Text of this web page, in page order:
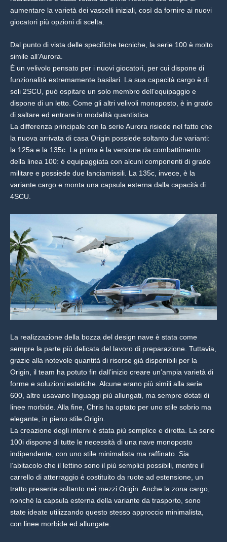
aumentare la varietà dei vascelli iniziali, così da fornire ai nuovi
giocatori più opzioni di scelta.
Dal punto di vista delle specifiche tecniche, la serie 100 è molto
simile all’Aurora.
È un velivolo pensato per i nuovi giocatori, per cui dispone di
funzionalità estremamente basilari. La sua capacità cargo è di
soli 2SCU, può ospitare un solo membro dell’equipaggio e
dispone di un letto. Come gli altri velivoli monoposto, è in grado
di saltare ed entrare in modalità quantistica.
La differenza principale con la serie Aurora risiede nel fatto che
la nuova arrivata di casa Origin possiede soltanto due varianti:
la 125a e la 135c. La prima è la versione da combattimento
della linea 100: è equipaggiata con alcuni componenti di grado
militare e possiede due lanciamissili. La 135c, invece, è la
variante cargo e monta una capsula esterna dalla capacità di
4SCU.
La realizzazione della bozza del design nave è stata come
sempre la parte più delicata del lavoro di preparazione. Tuttavia,
grazie alla notevole quantità di risorse già disponibili per la
Origin, il team ha potuto fin dall’inizio creare un’ampia varietà di
forme e soluzioni estetiche. Alcune erano più simili alla serie
600, altre usavano linguaggi più allungati, ma sempre dotati di
linee morbide. Alla fine, Chris ha optato per uno stile sobrio ma
elegante, in pieno stile Origin.
La creazione degli interni è stata più semplice e diretta. La serie
100i dispone di tutte le necessità di una nave monoposto
indipendente, con uno stile minimalista ma raffinato. Sia
l’abitacolo che il lettino sono il più semplici possibili, mentre il
carrello di atterraggio è costituito da ruote ad estensione, un
tratto presente soltanto nei mezzi Origin. Anche la zona cargo,
nonché la capsula esterna della variante da trasporto, sono
state ideate utilizzando questo stesso approccio minimalista,
con linee morbide ed allungate.